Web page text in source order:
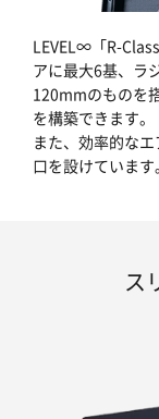
LEVEL∞「R-
アに最大6基、ラ
120mmのものを
を構築できます。
また、効率的な
口を設けています。
ス